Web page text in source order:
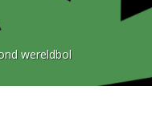
wereldbol